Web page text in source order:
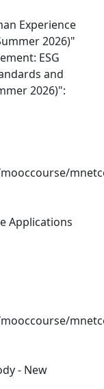
Experience
2026)"
ESG
and
2026)":
Applications
- New